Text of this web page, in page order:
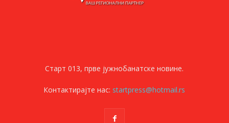
Старт 013, прве јужнобанатске новине.
Контактирајте нас: startpress@hotmail.rs